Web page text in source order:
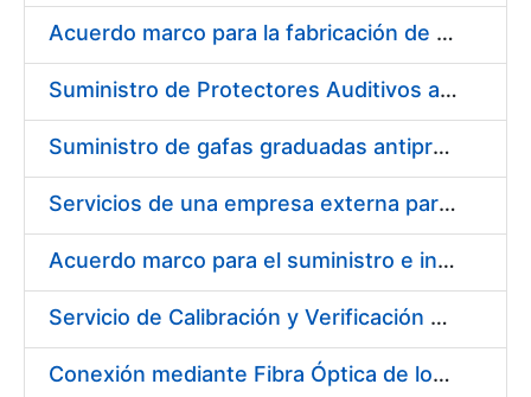
Acuerdo marco para la fabricación de piezas
Suministro de Protectores Auditivos a medida para las personas trabajadoras de los Centros de Trabajo de Madrid y Burgos
Suministro de gafas graduadas antiproyecciones para los trabajadores de la FNMT-RCM en los centros de trabajo de Madrid y Burgos
Servicios de una empresa externa para el asesoramiento y resolución de los recursos de alzada que se presentan relacionados con procesos de selección para la FNMT-RCM
Acuerdo marco para el suministro e instalación de persianas, estores y otros complementos
Servicio de Calibración y Verificación Externa de los Equipos de Medición del Servicio de Prevención de la FNMT-RCM
Conexión mediante Fibra Óptica de los Centros de Proceso de Datos (CPDs) de las sedes de la FNMT-RCM de Burgos y Madrid